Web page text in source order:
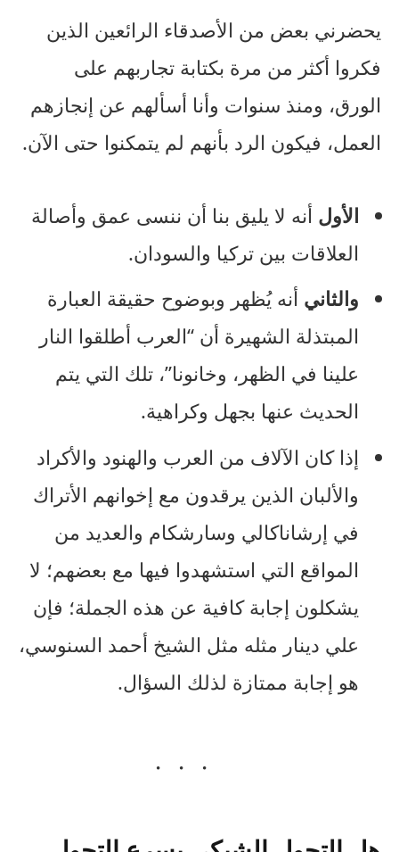
يحضرني بعض من الأصدقاء الرائعين الذين
فكروا أكثر من مرة بكتابة تجاربهم على
الورق، ومنذ سنوات وأنا أسألهم عن إنجازهم
العمل، فيكون الرد بأنهم لم يتمكنوا حتى الآن.
الأول أنه لا يليق بنا أن ننسى عمق وأصالة
العلاقات بين تركيا والسودان.
والثاني أنه يُظهر وبوضوح حقيقة العبارة
المبتذلة الشهيرة أن “العرب أطلقوا النار
علينا في الظهر، وخانونا”، تلك التي يتم
الحديث عنها بجهل وكراهية.
إذا كان الآلاف من العرب والهنود والأكراد
والألبان الذين يرقدون مع إخوانهم الأتراك
في إرشاناكالي وسارشكام والعديد من
المواقع التي استشهدوا فيها مع بعضهم؛ لا
يشكلون إجابة كافية عن هذه الجملة؛ فإن
علي دينار مثله مثل الشيخ أحمد السنوسي،
هو إجابة ممتازة لذلك السؤال.